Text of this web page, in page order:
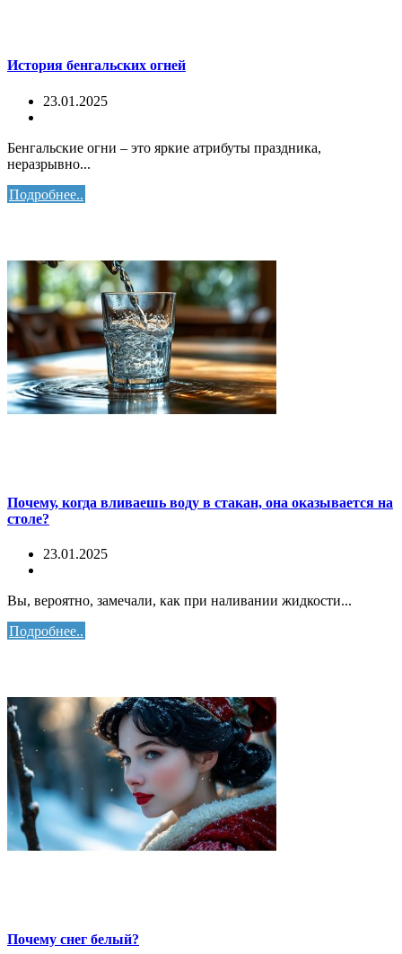
История бенгальских огней
23.01.2025
Бенгальские огни – это яркие атрибуты праздника,
неразрывно...
Подробнее..
Почему, когда вливаешь воду в стакан, она оказывается на
столе?
23.01.2025
Вы, вероятно, замечали, как при наливании жидкости...
Подробнее..
Почему снег белый?